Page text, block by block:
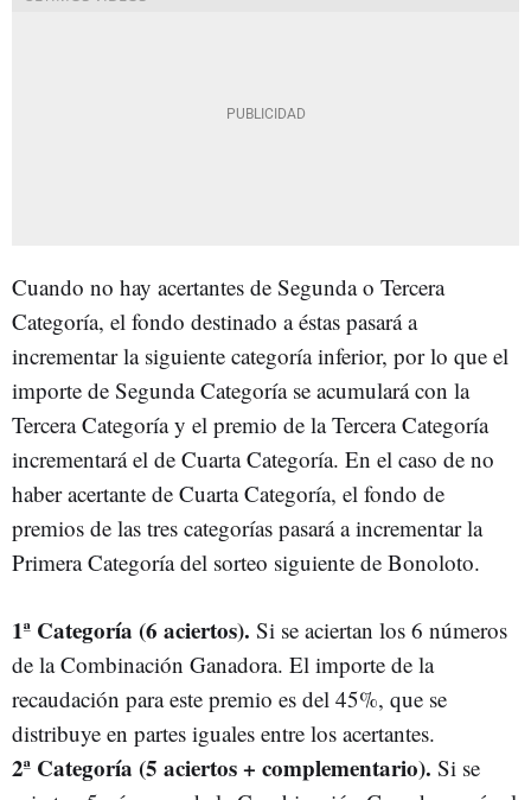
Cuando no hay acertantes de Segunda o Tercera
Categoría, el fondo destinado a éstas pasará a
incrementar la siguiente categoría inferior, por lo que el
importe de Segunda Categoría se acumulará con la
Tercera Categoría y el premio de la Tercera Categoría
incrementará el de Cuarta Categoría. En el caso de no
haber acertante de Cuarta Categoría, el fondo de
premios de las tres categorías pasará a incrementar la
Primera Categoría del sorteo siguiente de Bonoloto.
1ª Categoría (6 aciertos). Si se aciertan los 6 números
de la Combinación Ganadora. El importe de la
recaudación para este premio es del 45%, que se
distribuye en partes iguales entre los acertantes.
2ª Categoría (5 aciertos + complementario). Si se